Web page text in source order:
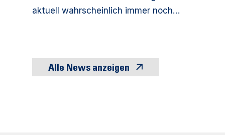
aktuell wahrscheinlich immer noch…
Alle News anzeigen